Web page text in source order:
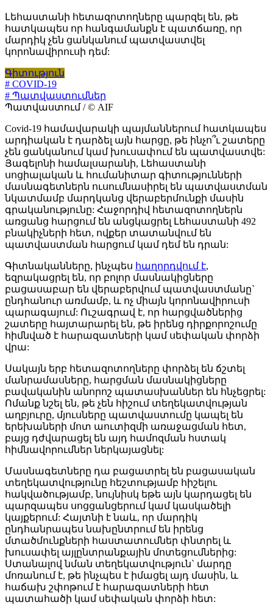
Լեհաստանի հետազոտողները պարզել են, թե
հատկապես որ հանգամանքն է պատճառը, որ
մարդիկ չեն ցանկանում պատվաստվել
կորոնավիրուսի դեմ:
Գիտություն
# COVID-19
# Պատվաստումներ
Պատվաստում / © AIF
Covid-19 համավարակի պայմաններում հատկապես
արդիական է դարձել այն հարցը, թե ինչո՞ւ շատերը
չեն ցանկանում կամ խուսափում են պատվաստվե:
Յագելոնի համալսարանի, Լեհաստանի
սոցիալական և հումանիտար գիտությունների
մասնագետներն ուսումնասիրել են պատվաստման
նկատմամբ մարդկանց վերաբերմունքի մասին
գրականությունը: Հաջորդիվ հետազոտողներն
առցանց հարցում են անցկացրել Լեհաստանի 492
բնակիչների հետ, ովքեր տատանվում են
պատվաստման հարցում կամ դեմ են դրան:
Գիտնականները, ինչպես հաղորդվում է,
եզրակացրել են, որ բոլոր մասնակիցները
բացասաբար են վերաբերվում պատվաստմանը`
ընդհանուր առմամբ, և ոչ միայն կորոնավիրուսի
պարագայում: Ուշագրավ է, որ հարցվածներից
շատերը հայտարարել են, թե իրենց դիրքորոշումը
հիմնված է հարազատների կամ սեփական փորձի
վրա:
Սակայն երբ հետազոտողները փորձել են ճշտել
մանրամասները, հարցման մասնակիցները
բավականին անորոշ պատասխաններ են հնչեցրել:
Ոմանք նշել են, թե չեն հիշում տեղեկատվության
աղբյուրը, մյուսները պատվաստումը կապել են
երեխաների մոտ աուտիզմի առաջացման հետ,
բայց դժվարացել են այդ համոզման հստակ
հիմնավորումներ ներկայացնել:
Մասնագետները դա բացատրել են բացասական
տեղեկատվությունը հեշտությամբ հիշելու
հակվածությամբ, նույնիսկ եթե այն կարդացել են
պարզապես սոցցանցերում կամ կասկածելի
կայքերում: Հայտնի է նաև, որ մարդիկ
ընդհանրապես նախընտրում են իրենց
մտածմունքների հաստատումներ փնտրել և
խուսափել այլընտրանքային մոտեցումներից:
Ստանալով նման տեղեկատվություն` մարդը
մոռանում է, թե ինչպես է իմացել այդ մասին, և
հաճախ շփոթում է հարազատների հետ
պատահածի կամ սեփական փորձի հետ: